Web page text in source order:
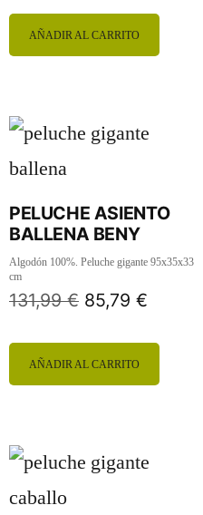
AÑADIR AL CARRITO
PELUCHE ASIENTO
BALLENA BENY
Algodón 100%. Peluche gigante 95x35x33
cm
131,99€ 85,79 €
AÑADIR AL CARRITO